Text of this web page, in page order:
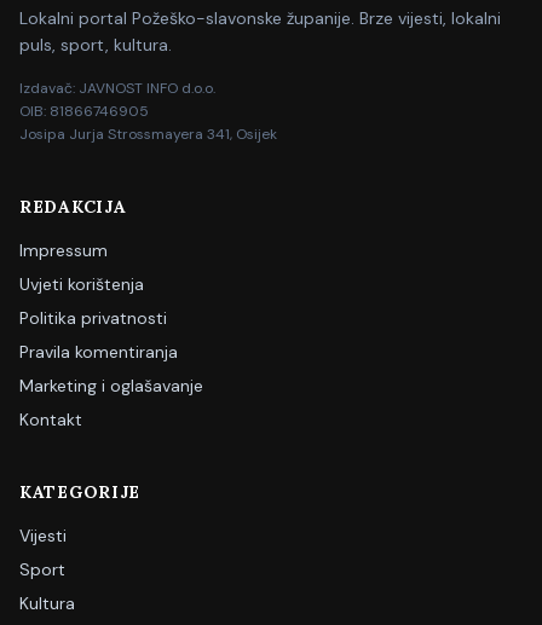
Lokalni portal Požeško-slavonske županije. Brze vijesti, lokalni
puls, sport, kultura.
Izdavač: JAVNOST INFO d.o.o.
OIB: 81866746905
Josipa Jurja Strossmayera 341, Osijek
REDAKCIJA
Impressum
Uvjeti korištenja
Politika privatnosti
Pravila komentiranja
Marketing i oglašavanje
Kontakt
KATEGORIJE
Vijesti
Sport
Kultura